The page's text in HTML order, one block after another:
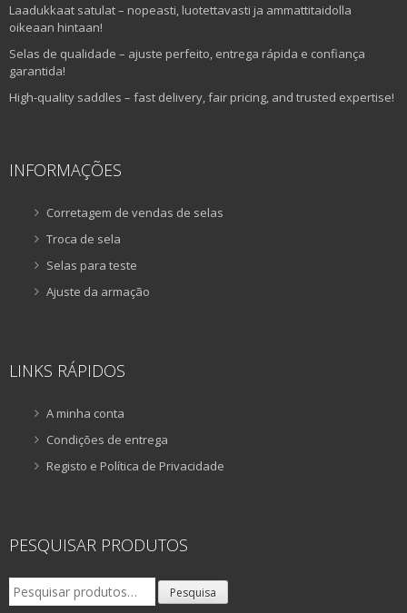
Laadukkaat satulat – nopeasti, luotettavasti ja ammattitaidolla
oikeaan hintaan!
Selas de qualidade – ajuste perfeito, entrega rápida e confiança
garantida!
High-quality saddles – fast delivery, fair pricing, and trusted expertise!
INFORMAÇÕES
Corretagem de vendas de selas
Troca de sela
Selas para teste
Ajuste da armação
LINKS RÁPIDOS
A minha conta
Condições de entrega
Registo e Política de Privacidade
PESQUISAR PRODUTOS
Pesquisar
por:
Pesquisa